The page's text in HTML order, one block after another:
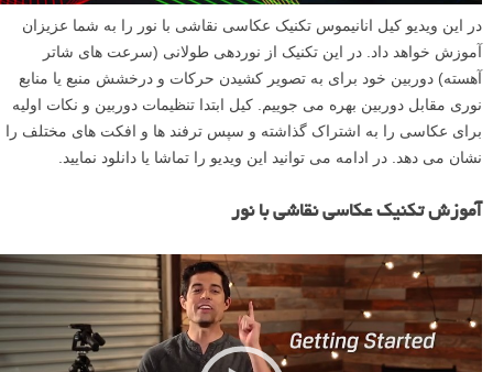
در این ویدیو کیل انانیموس تکنیک عکاسی نقاشی با نور را به شما عزیزان
آموزش خواهد داد. در این تکنیک از نوردهی طولانی (سرعت های شاتر
آهسته) دوربین خود برای به تصویر کشیدن حرکات و درخشش منبع یا منابع
نوری مقابل دوربین بهره می جوییم. کیل ابتدا تنظیمات دوربین و نکات اولیه
برای عکاسی را به اشتراک گذاشته و سپس ترفند ها و افکت های مختلف را
نشان می دهد. در ادامه می توانید این ویدیو را تماشا یا دانلود نمایید.
آموزش تکنیک عکاسی نقاشی با نور
م
ا